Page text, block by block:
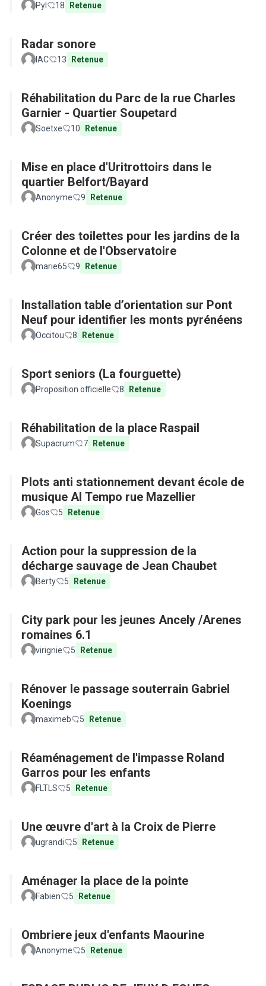
Pyl 18 Retenue
Radar sonore
IAC 13 Retenue
Réhabilitation du Parc de la rue Charles
Garnier - Quartier Soupetard
Soetxe 10 Retenue
Mise en place d'Uritrottoirs dans le
quartier Belfort/Bayard
Anonyme 9 Retenue
Créer des toilettes pour les jardins de la
Colonne et de l'Observatoire
marie65 9 Retenue
Installation table d’orientation sur Pont
Neuf pour identifier les monts pyrénéens
Occitou 8 Retenue
Sport seniors (La fourguette)
Proposition officielle 8 Retenue
Réhabilitation de la place Raspail
Supacrum 7 Retenue
Plots anti stationnement devant école de
musique Al Tempo rue Mazellier
Gos 5 Retenue
Action pour la suppression de la
décharge sauvage de Jean Chaubet
Berty 5 Retenue
City park pour les jeunes Ancely /Arenes
romaines 6.1
virignie 5 Retenue
Rénover le passage souterrain Gabriel
Koenings
maximeb 5 Retenue
Réaménagement de l'impasse Roland
Garros pour les enfants
FLTLS 5 Retenue
Une œuvre d'art à la Croix de Pierre
ugrandi 5 Retenue
Aménager la place de la pointe
Fabien 5 Retenue
Ombriere jeux d'enfants Maourine
Anonyme 5 Retenue